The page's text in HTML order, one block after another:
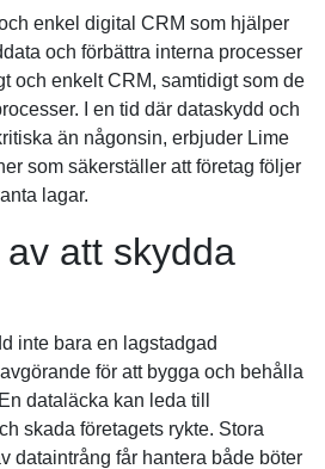
enkel digital CRM som hjälper
och förbättra interna processer
och enkelt CRM, samtidigt som de
I en tid där dataskydd och
än någonsin, erbjuder Lime
som säkerställer att företag följer
lagar.
att skydda
inte bara en lagstadgad
för att bygga och behålla
dataläcka kan leda till
skada företagets rykte. Stora
dataintrång får hantera både böter